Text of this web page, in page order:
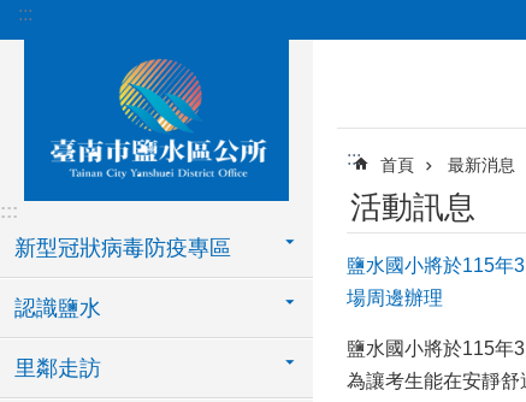
跳到主要內容區塊
:::
:::
新型冠狀病毒防疫專區
認識鹽水
里鄰走訪
::: 首頁 最新消息
活動訊息
鹽水國小將於115年
場周邊辦理
鹽水國小將於115年
為讓考生能在安靜舒